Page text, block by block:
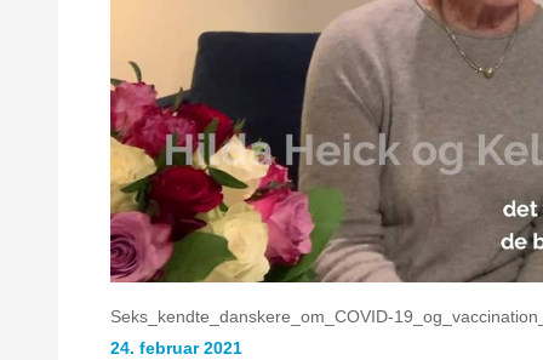
Seks_kendte_danskere_om_COVID-
24. februar 2021